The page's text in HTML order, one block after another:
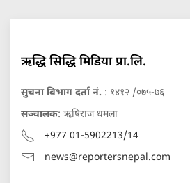
ऋद्धि सिद्धि मिडिया प्रा.लि.
सुचना बिभाग दर्ता नं. : १४१२ /०७५-७६
सञ्चालक: ऋषिराज धमला
+977 01-5902213/14
news@reportersnepal.com